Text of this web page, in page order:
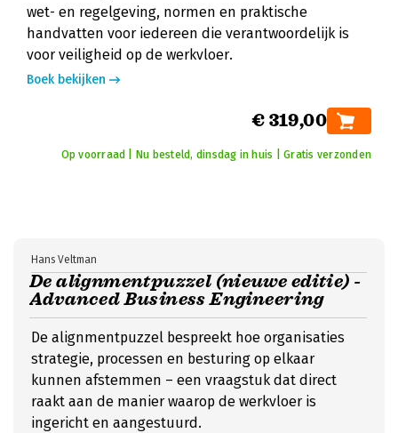
wet- en regelgeving, normen en praktische
handvatten voor iedereen die verantwoordelijk is
voor veiligheid op de werkvloer.
Boek bekijken
€ 319,00
Op voorraad | Nu besteld, dinsdag in huis | Gratis verzonden
De alignmentpuzzel (nieuwe editie) -
Advanced Business Engineering
Hans Veltman
De alignmentpuzzel bespreekt hoe organisaties
strategie, processen en besturing op elkaar
kunnen afstemmen – een vraagstuk dat direct
raakt aan de manier waarop de werkvloer is
ingericht en aangestuurd.